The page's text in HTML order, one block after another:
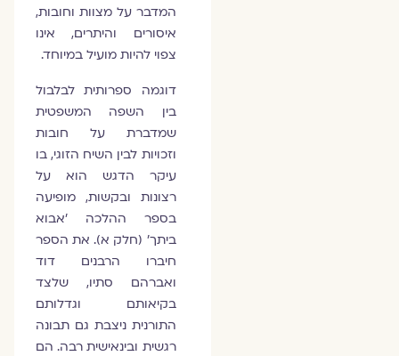
המדבר על מצוות וחובות,
איסורים והיתרים, אינו
צפוי להיות מועיל במיוחד.
דוגמה ספרותית לבלבול
בין השפה המשפטית
שמדברת על חובות
וזכויות לבין השיח הזוגי, בו
עיקר הדגש הוא על
רצונות ובקשות, מופיעה
בספר ההלכה 'אבוא
ביתך' (חלק א). את הספר
חיברו הרבנים דוד
ואברהם סתיו, שלצד
בקיאותם וגדלותם
התורנית ניצבת גם תבונה
רגשית ובינאישית רבה. הם